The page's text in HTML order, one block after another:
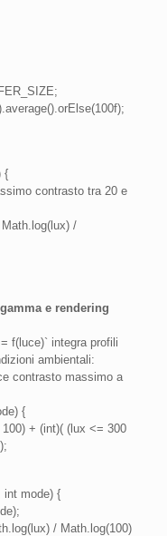
{
contrasto tra 20 e
/
e rendering
f(luce)` integra profili
ambientali:
contrasto massimo a
{
+ (int)( (lux <= 300
int mode) {
/ Math.log(100)